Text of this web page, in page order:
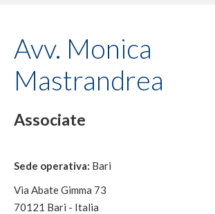
Avv. Monica
Mastrandrea
Associate
Sede operativa: Bari
Via Abate Gimma 73
70121 Bari - Italia